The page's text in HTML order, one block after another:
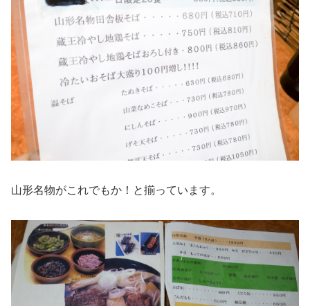
山形名物がこれでもか！と揃っています。